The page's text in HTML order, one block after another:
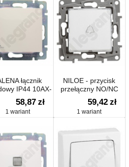
łącznik
IP44 10AX-
250~
58,87 zł
1 wariant
NILOE - przycisk
przełączny NO/NC
podświetlany z
uchwytem etykiety
59,42 zł
1 wariant